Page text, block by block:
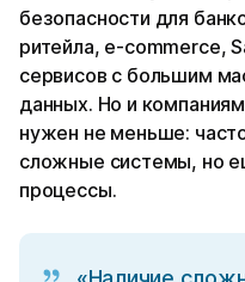
безопасности для
ритейла, e-commerce,
сервисов с большим
данных. Но и
нужен не меньше:
сложные системы, но
процессы.